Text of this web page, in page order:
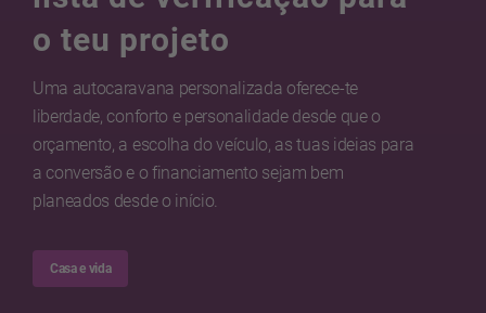
o teu projeto
Uma autocaravana personalizada oferece-te
liberdade, conforto e personalidade desde que o
orçamento, a escolha do veículo, as tuas ideias para
a conversão e o financiamento sejam bem
planeados desde o início.
Casa e vida